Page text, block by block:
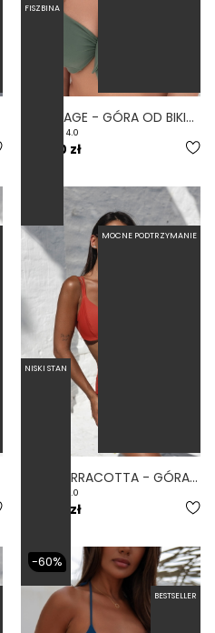
BESO SAGE - GÓRA OD BIKINI Z FISZBINAMI ZIELONY
4.0
239,00 zł
FISZBINA
MOCNE PODTRZYMANIE
BESO TERRACOTTA - GÓRA OD BIKINI Z FISZBINAMI CEGLANY
5.0
239,00 zł
NISKI STAN
BESTSELLER
-60%